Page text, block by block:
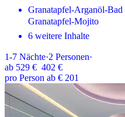
Granatapfel-Arganöl-
Granatapfel-Mojito
6 weitere Inhalte
1-7 Nächte·2 Personen·
ab 529 € 402 €
pro Person ab € 201